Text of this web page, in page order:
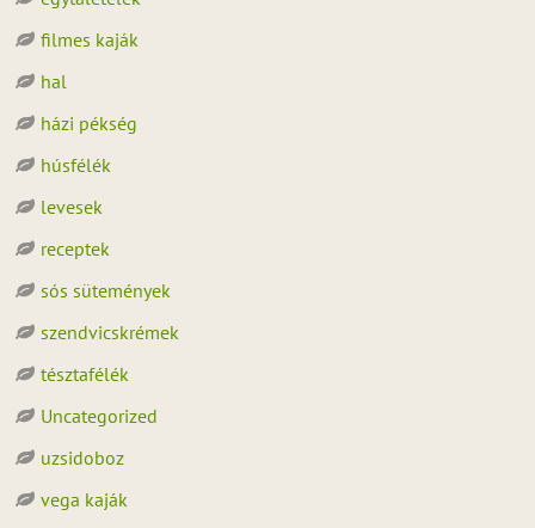
filmes kaják
hal
házi pékség
húsfélék
levesek
receptek
sós sütemények
szendvicskrémek
tésztafélék
Uncategorized
uzsidoboz
vega kaják